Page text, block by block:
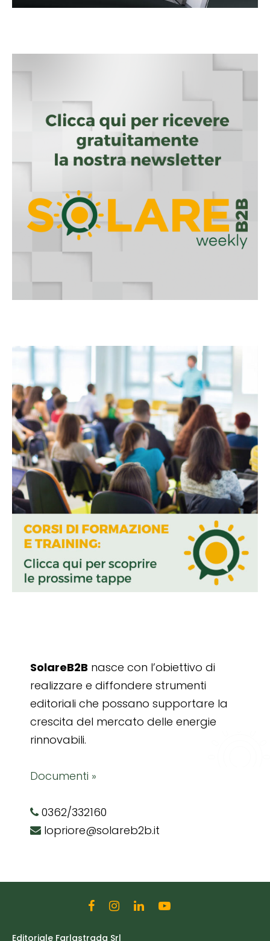
SolareB2B nasce con l’obiettivo di
realizzare e diffondere strumenti
editoriali che possano supportare la
crescita del mercato delle energie
rinnovabili.
Documenti »
0362/332160
lopriore@solareb2b.it
Editoriale Farlastrada Srl